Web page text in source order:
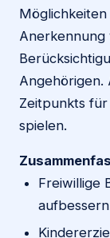
Anerkennung
Angehörigen.
Zeitpunkts
spielen.
Freiwillige